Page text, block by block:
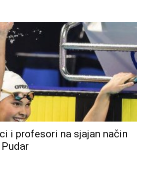
i profesori na sjajan način